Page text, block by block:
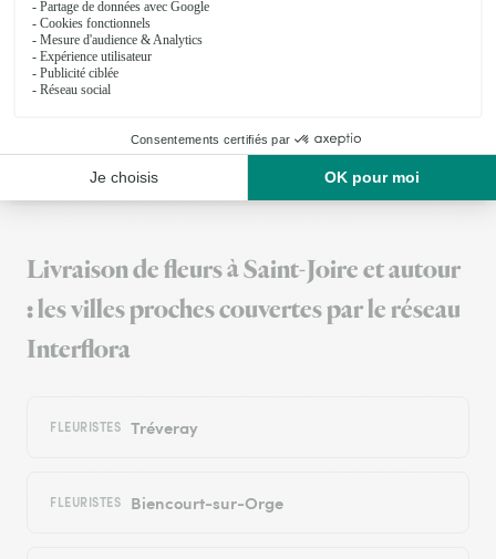
n’oubliez les dates importantes et surtout vous font des
promos.
22/03/2026
Trustpilot Échantillon d'avis clients fourni via Trustpilot.
les avis de la marque Interflora sur Trustpilot
Livraison de fleurs à Saint-Joire et autour
: les villes proches couvertes par le réseau
Interflora
FLEURISTES Tréveray
FLEURISTES Biencourt-sur-Orge